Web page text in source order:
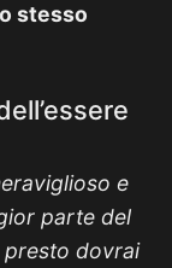
stesso
e
parte del
presto dovrai